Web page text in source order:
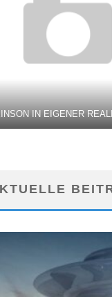
IN EIGENER